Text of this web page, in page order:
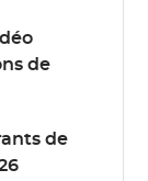
de
de